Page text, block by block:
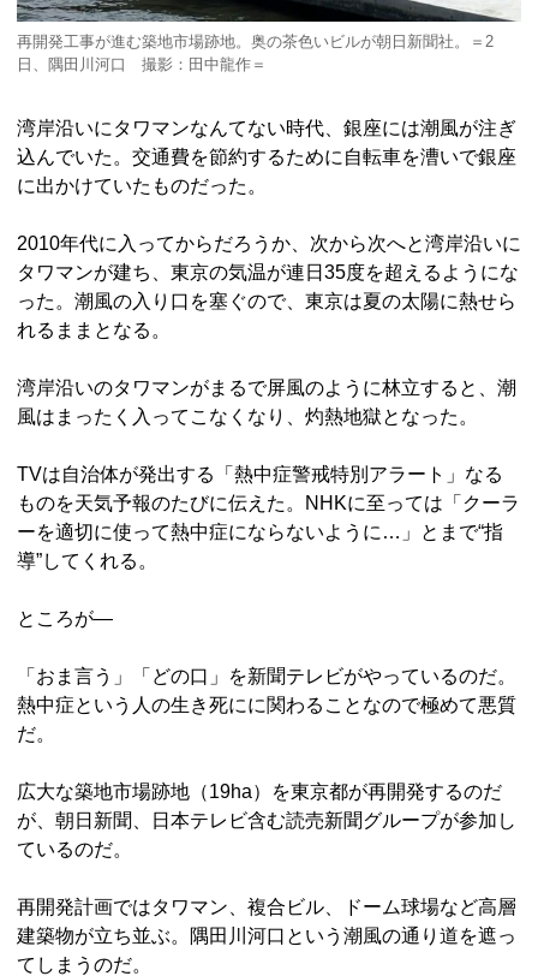
再開発工事が進む築地市場跡地。奥の茶色いビルが朝日新聞社。＝2
日、隅田川河口 撮影：田中龍作＝
湾岸沿いにタワマンなんてない時代、銀座には潮風が注ぎ
込んでいた。交通費を節約するために自転車を漕いで銀座
に出かけていたものだった。
2010年代に入ってからだろうか、次から次へと湾岸沿いに
タワマンが建ち、東京の気温が連日35度を超えるようにな
った。潮風の入り口を塞ぐので、東京は夏の太陽に熱せら
れるままとなる。
湾岸沿いのタワマンがまるで屏風のように林立すると、潮
風はまったく入ってこなくなり、灼熱地獄となった。
TVは自治体が発出する「熱中症警戒特別アラート」なる
ものを天気予報のたびに伝えた。NHKに至っては「クーラ
ーを適切に使って熱中症にならないように…」とまで“指
導”してくれる。
ところが―
「おま言う」「どの口」を新聞テレビがやっているのだ。
熱中症という人の生き死にに関わることなので極めて悪質
だ。
広大な築地市場跡地（19ha）を東京都が再開発するのだ
が、朝日新聞、日本テレビ含む読売新聞グループが参加し
ているのだ。
再開発計画ではタワマン、複合ビル、ドーム球場など高層
建築物が立ち並ぶ。隅田川河口という潮風の通り道を遮っ
てしまうのだ。